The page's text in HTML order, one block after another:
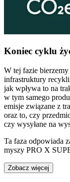
Koniec cyklu
W tej fazie bierzemy
infrastruktury
jak wpływa to na
w tym samego
emisje związane z
oraz to, czy
czy wysyłane na
Ta faza odpowiada
myszy PRO X
Zobacz więcej